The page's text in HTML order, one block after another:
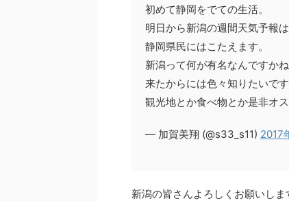
初めて静岡をでての生活。
明日から新潟の週間天気予報
静岡県民にはこたえます。
新潟って何が有名なんですかね
来たからには色々知りたいで
観光地とか食べ物とか是非オ
— 加賀美翔 (@s33_s11) 2017
新潟の皆さんよろしくお願いしま